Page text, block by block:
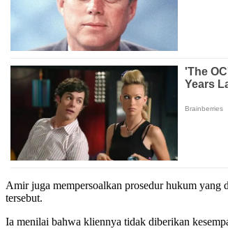
Amir juga mempersoalkan prosedur hukum yang
tersebut.
Ia menilai bahwa kliennya tidak diberikan